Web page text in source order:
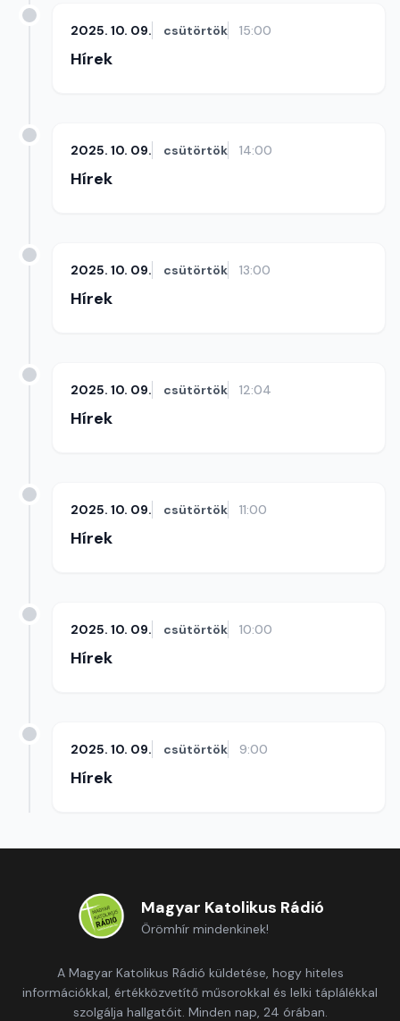
2025. 10. 09. csütörtök 15:00
Hírek
2025. 10. 09. csütörtök 14:00
Hírek
2025. 10. 09. csütörtök 13:00
Hírek
2025. 10. 09. csütörtök 12:04
Hírek
2025. 10. 09. csütörtök 11:00
Hírek
2025. 10. 09. csütörtök 10:00
Hírek
2025. 10. 09. csütörtök 9:00
Hírek
Magyar Katolikus Rádió
Örömhír mindenkinek!
A Magyar Katolikus Rádió küldetése, hogy hiteles
információkkal, értékközvetítő műsorokkal és lelki táplálékkal
szolgálja hallgatóit. Minden nap, 24 órában.